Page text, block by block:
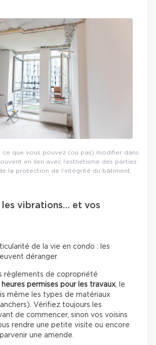
ce que vous pouvez (ou pas) modifier dans
en lien avec l’esthétisme des parties
la protection de l’intégrité du bâtiment.
les vibrations… et vos
de la vie en condo : les
déranger.
règlements de copropriété
permises pour les travaux, le
même les types de matériaux
Vérifiez toujours les
de commencer, sinon vos voisins
rendre une petite visite ou encore
une amende.